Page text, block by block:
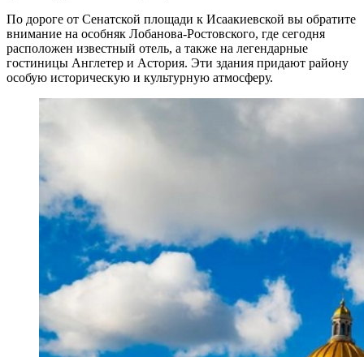
По дороге от Сенатской площади к Исаакиевской вы обратите
внимание на особняк Лобанова-Ростовского, где сегодня
расположен известный отель, а также на легендарные
гостиницы Англетер и Астория. Эти здания придают району
особую историческую и культурную атмосферу.